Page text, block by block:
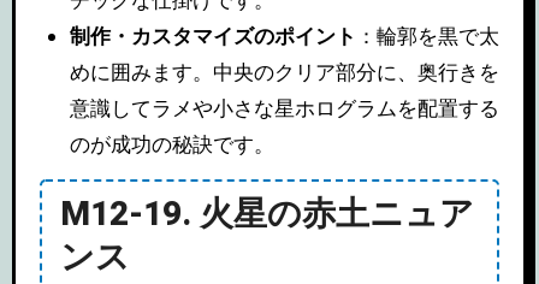
制作・カスタマイズのポイント ：輪郭を黒で太
めに囲みます。中央のクリア部分に、奥行きを
意識してラメや小さな星ホログラムを配置する
のが成功の秘訣です。
M12-19. 火星の赤土ニュア
ンス